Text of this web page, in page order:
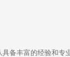
备丰富的经验和专